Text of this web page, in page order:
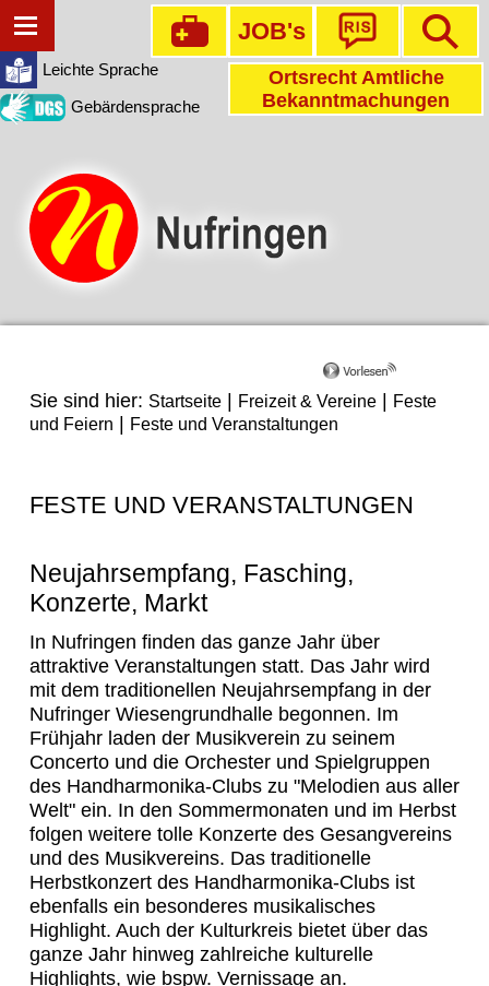
Leichte Sprache
Gebärdensprache
JOB's
Ortsrecht Amtliche
Bekanntmachungen
Sie sind hier: Startseite| Freizeit & Vereine|
Feste
und Feiern
Feste und Veranstaltungen
FESTE UND VERANSTALTUNGEN
Neujahrsempfang, Fasching,
Konzerte, Markt
In Nufringen finden das ganze Jahr über
attraktive Veranstaltungen statt. Das Jahr wird
mit dem traditionellen Neujahrsempfang in der
Nufringer Wiesengrundhalle begonnen. Im
Frühjahr laden der Musikverein zu seinem
Concerto und die Orchester und Spielgruppen
des Handharmonika-Clubs zu "Melodien aus aller
Welt" ein. In den Sommermonaten und im Herbst
folgen weitere tolle Konzerte des Gesangvereins
und des Musikvereins. Das traditionelle
Herbstkonzert des Handharmonika-Clubs ist
ebenfalls ein besonderes musikalisches
Highlight. Auch der Kulturkreis bietet über das
ganze Jahr hinweg zahlreiche kulturelle
Highlights, wie bspw. Vernissage an.